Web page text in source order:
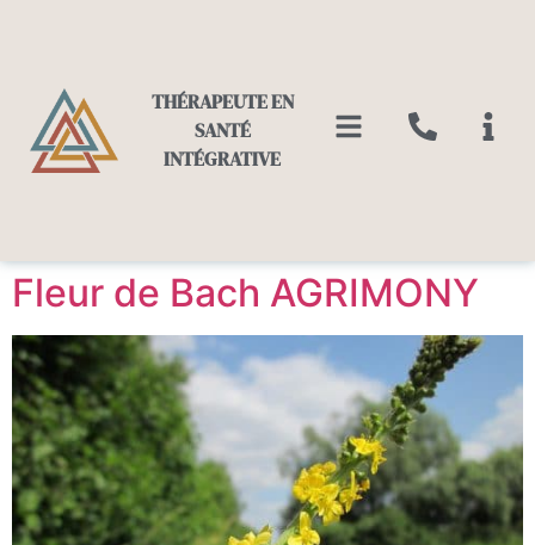
THÉRAPEUTE EN
SANTÉ
INTÉGRATIVE
Fleur de Bach AGRIMONY